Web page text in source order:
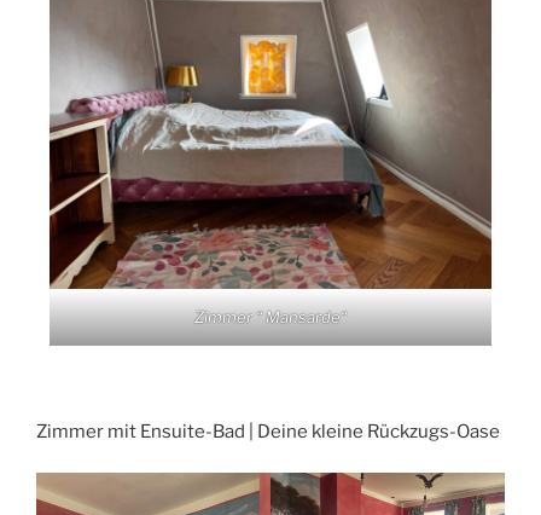
Zimmer “ Mansarde“
Zimmer mit Ensuite-Bad | Deine kleine Rückzugs-Oase